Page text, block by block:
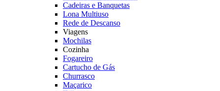
Cadeiras e Banquetas
Lona Multiuso
Rede de Descanso
Viagens
Mochilas
Cozinha
Fogareiro
Cartucho de Gás
Churrasco
Maçarico